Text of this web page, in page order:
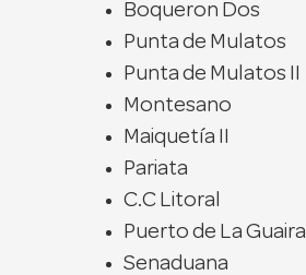
Boqueron Dos
Punta de Mulatos
Punta de Mulatos II
Montesano
Maiquetía II
Pariata
C.C Litoral
Puerto de La Guaira
Senaduana